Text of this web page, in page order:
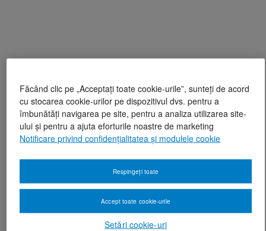
Făcând clic pe „Acceptați toate cookie-urile”, sunteți de acord
cu stocarea cookie-urilor pe dispozitivul dvs. pentru a
îmbunătăți navigarea pe site, pentru a analiza utilizarea site-
ului și pentru a ajuta eforturile noastre de marketing
Notificare privind confidențialitatea și modulele cookie
Setări cookie-uri
Respingeți toate
Accept toate cookie-urile